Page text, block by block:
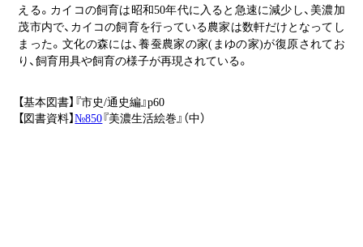
える。カイコの飼育は昭和50年代に入ると急速に減少し、美濃加
茂市内で、カイコの飼育を行っている農家は数軒だけとなってし
まった。文化の森には、養蚕農家の家(まゆの家)が復原されてお
り、飼育用具や飼育の様子が再現されている。
【基本図書】『市史/通史編』p60
【図書資料】№850『美濃生活絵巻』（中）